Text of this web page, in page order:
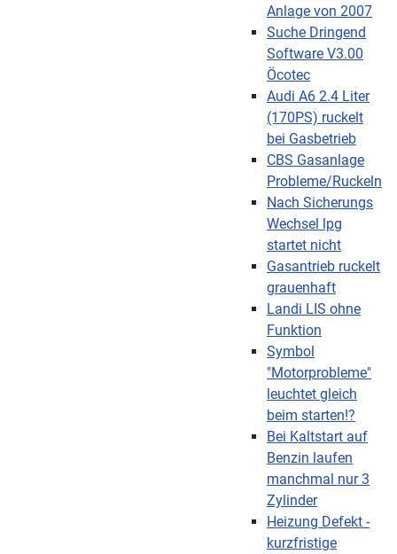
Anlage von 2007
Suche Dringend
Software V3.00
Öcotec
Audi A6 2.4 Liter
(170PS) ruckelt
bei Gasbetrieb
CBS Gasanlage
Probleme/Ruckeln
Nach Sicherungs
Wechsel lpg
startet nicht
Gasantrieb ruckelt
grauenhaft
Landi LIS ohne
Funktion
Symbol
"Motorprobleme"
leuchtet gleich
beim starten!?
Bei Kaltstart auf
Benzin laufen
manchmal nur 3
Zylinder
Heizung Defekt -
kurzfristige